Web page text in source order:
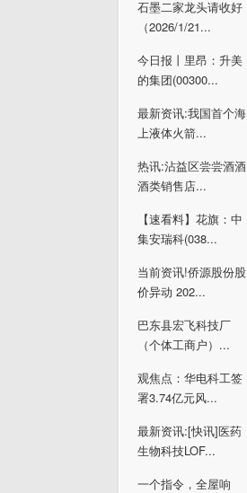
石墨二家龙头请收好
（2026/1/21...
今日报丨里昂：升美
的集团(00300...
最新资讯:我国首个海
上液体火箭...
热讯:沾益区尝尝酒酒
酒类销售店...
【速看料】花旗：中
集安瑞科(038...
当前资讯!侨源股份股
价异动 202...
巴东县宏飞科技厂
（个体工商户）...
观焦点：华电科工签
署3.74亿元风...
最新资讯:[快讯]医药
生物科技LOF...
一个指令，全屋响